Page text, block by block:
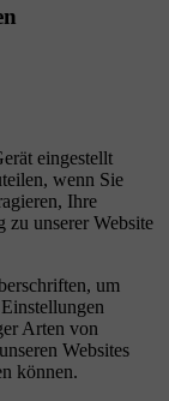
eingestellt
wenn Sie
Ihre
zu unserer Website
um
Arten von
Websites
können.